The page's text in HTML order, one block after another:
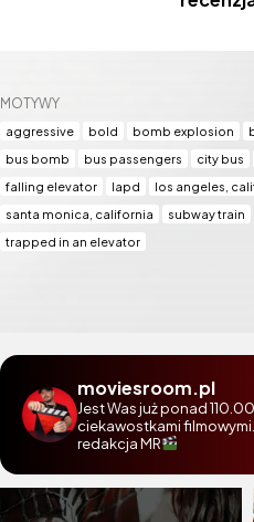
MOTYWY
aggressive bold bomb explosion
bus bomb
bus passengers city bus
falling elevator
lapd los angeles,
santa monica, california
subway train
trapped in an elevator
moviesroom.pl
Jest Was już ponad
ciekawostkami
redakcja MR